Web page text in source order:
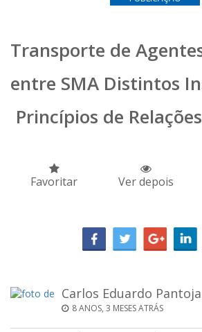
Transporte de
entre SMA Distintos
Princípios de
Favoritar Ver depois
Carlos Eduardo Pantoja
8 ANOS, 3 MESES ATRÁS